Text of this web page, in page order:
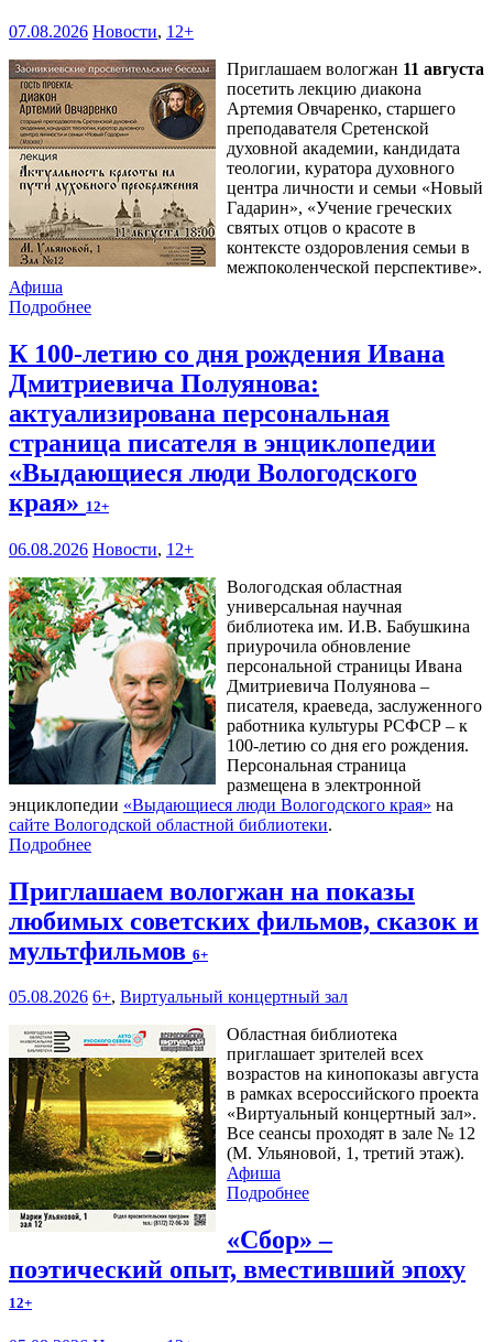
07.08.2026 Новости, 12+
Приглашаем вологжан 11 августа
посетить лекцию диакона
Артемия Овчаренко, старшего
преподавателя Сретенской
духовной академии, кандидата
теологии, куратора духовного
центра личности и семьи «Новый
Гадарин», «Учение греческих
святых отцов о красоте в
контексте оздоровления семьи в
межпоколенческой перспективе».
Афиша
Подробнее
К 100-летию со дня рождения Ивана
Дмитриевича Полуянова:
актуализирована персональная
страница писателя в энциклопедии
«Выдающиеся люди Вологодского
края» 12+
06.08.2026 Новости, 12+
Вологодская областная
универсальная научная
библиотека им. И.В. Бабушкина
приурочила обновление
персональной страницы Ивана
Дмитриевича Полуянова –
писателя, краеведа, заслуженного
работника культуры РСФСР – к
100‑летию со дня его рождения.
Персональная страница
размещена в электронной
энциклопедии «Выдающиеся люди Вологодского края» на
сайте Вологодской областной библиотеки.
Подробнее
Приглашаем вологжан на показы
любимых советских фильмов, сказок и
мультфильмов 6+
05.08.2026 6+, Виртуальный концертный зал
Областная библиотека
приглашает зрителей всех
возрастов на кинопоказы августа
в рамках всероссийского проекта
«Виртуальный концертный зал».
Все сеансы проходят в зале № 12
(М. Ульяновой, 1, третий этаж).
Афиша
Подробнее
«Сбор» –
поэтический опыт, вместивший эпоху
12+